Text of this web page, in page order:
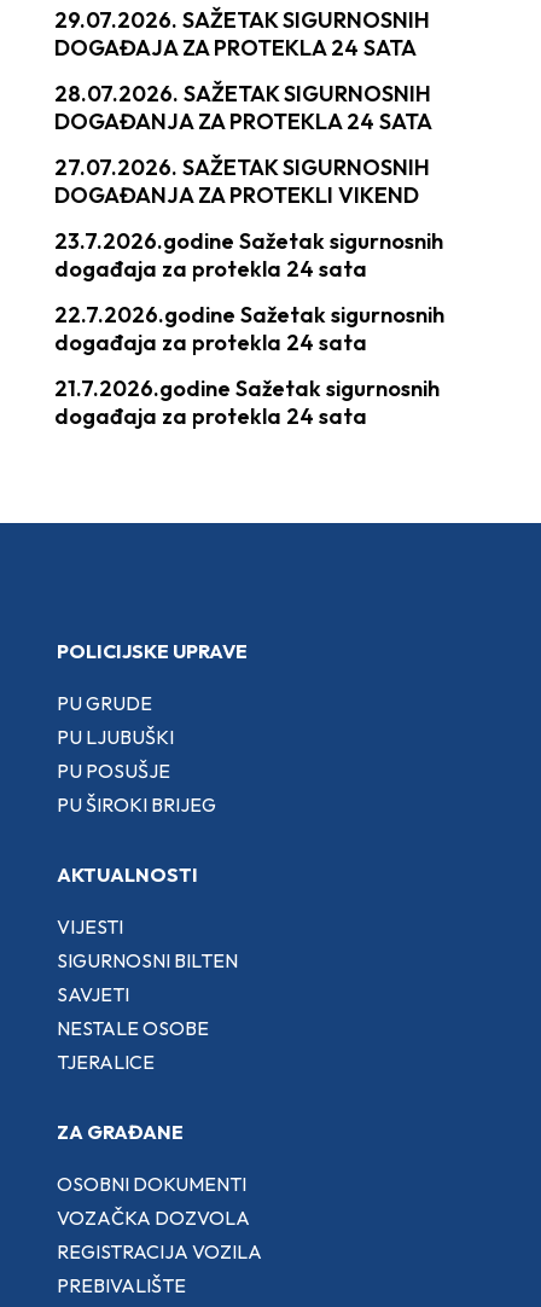
29.07.2026. SAŽETAK SIGURNOSNIH
DOGAĐAJA ZA PROTEKLA 24 SATA
28.07.2026. SAŽETAK SIGURNOSNIH
DOGAĐANJA ZA PROTEKLA 24 SATA
27.07.2026. SAŽETAK SIGURNOSNIH
DOGAĐANJA ZA PROTEKLI VIKEND
23.7.2026.godine Sažetak sigurnosnih
događaja za protekla 24 sata
22.7.2026.godine Sažetak sigurnosnih
događaja za protekla 24 sata
21.7.2026.godine Sažetak sigurnosnih
događaja za protekla 24 sata
POLICIJSKE UPRAVE
PU GRUDE
PU LJUBUŠKI
PU POSUŠJE
PU ŠIROKI BRIJEG
AKTUALNOSTI
VIJESTI
SIGURNOSNI BILTEN
SAVJETI
NESTALE OSOBE
TJERALICE
ZA GRAĐANE
OSOBNI DOKUMENTI
VOZAČKA DOZVOLA
REGISTRACIJA VOZILA
PREBIVALIŠTE